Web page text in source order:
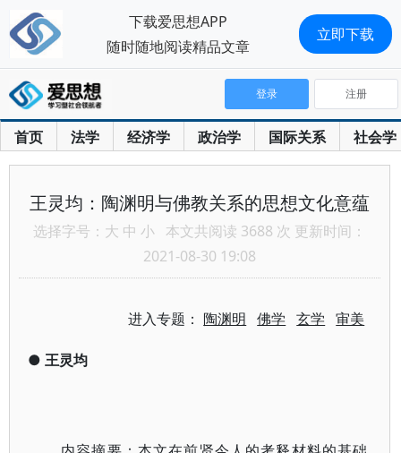
首页 法学 经济学 政治学 国际关系 社会学
登录 注册
王灵均：陶渊明与佛教关系的思想文化意蕴
选择字号： 大 中 小 本文共阅读 3688 次 更新时间：
2021-08-30 19:08
进入专题： 陶渊明 佛学 玄学 审美
● 王灵均
下载爱思想APP
随时随地阅读精品文章
立即下载